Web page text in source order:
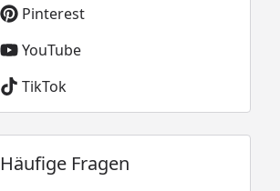
Pinterest
YouTube
TikTok
Häufige Fragen